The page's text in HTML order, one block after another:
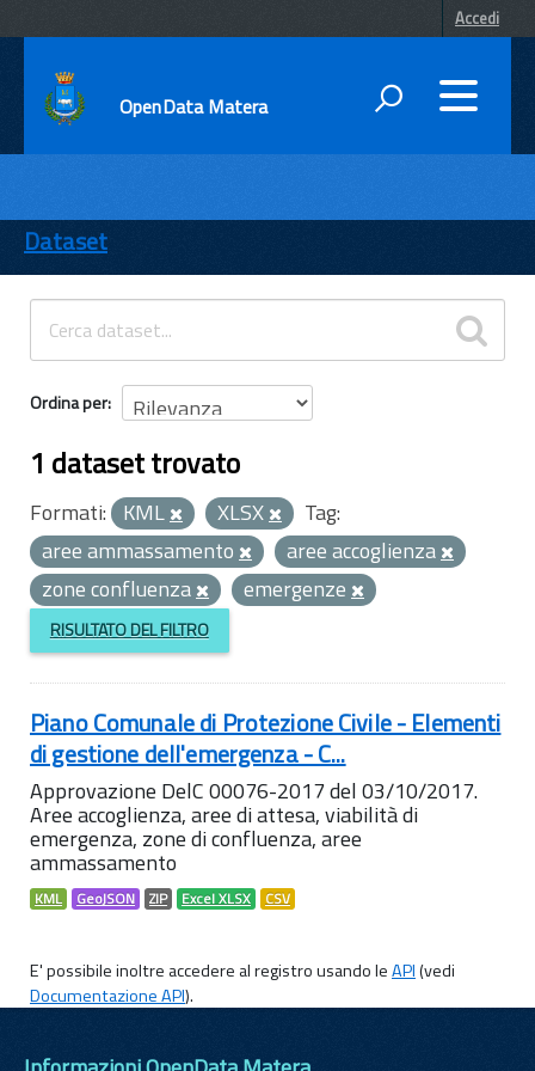
Accedi
OpenData Matera
ENTI
TEMI
INFORMAZIONI
Dataset
Ordina per
1 dataset trovato
Formati: KML XLSX
Tag:
aree ammassamento
aree accoglienza
zone confluenza
emergenze
RISULTATO DEL FILTRO
Piano Comunale di Protezione Civile - Elementi
di gestione dell'emergenza - C...
Approvazione DelC 00076-2017 del 03/10/2017.
Aree accoglienza, aree di attesa, viabilità di
emergenza, zone di confluenza, aree
ammassamento
KML GeoJSON ZIP Excel XLSX CSV
E' possibile inoltre accedere al registro usando leAPI(vedi
Documentazione API).